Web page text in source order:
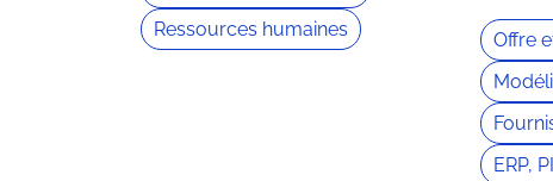
Ressources humaines
Offre
ERP,